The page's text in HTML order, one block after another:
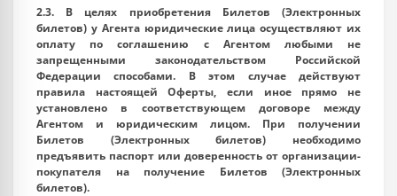
2.3. В целях приобретения Билетов (Электронных
билетов) у Агента юридические лица осуществляют их
оплату по соглашению с Агентом любыми не
запрещенными законодательством Российской
Федерации способами. В этом случае действуют
правила настоящей Оферты, если иное прямо не
установлено в соответствующем договоре между
Агентом и юридическим лицом. При получении
Билетов (Электронных билетов) необходимо
предъявить паспорт или доверенность от организации-
покупателя на получение Билетов (Электронных
билетов).